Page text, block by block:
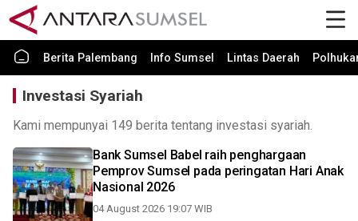
Berita Palembang Info Sumsel Lintas Daerah
Investasi Syariah
Kami mempunyai 149 berita tentang investasi syariah.
Bank Sumsel Babel raih penghargaan
Pemprov Sumsel pada peringatan Hari Anak
Nasional 2026
04 August 2026 19:07 WIB